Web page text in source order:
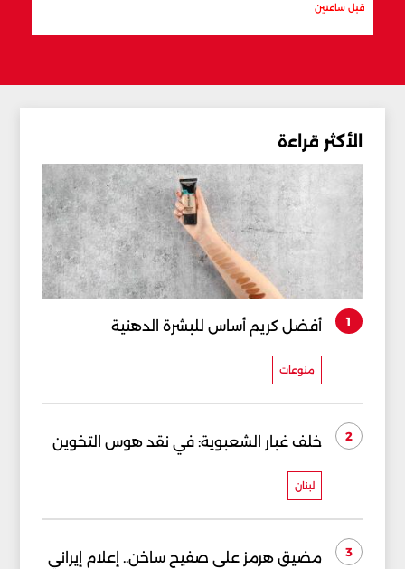
قبل ساعتين
الأكثر قراءة
1 أفضل كريم أساس للبشرة الدهنية
منوعات
2 خلف غبار الشعبوية: في نقد هوس التخوين
لبنان
3
مضيق هرمز على صفيح ساخن.. إعلام إيراني